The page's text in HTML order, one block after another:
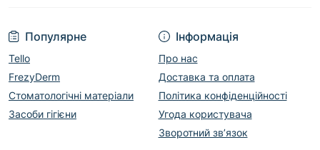
Популярне
Tello
FrezyDerm
Стоматологічні матеріали
Засоби гігієни
Інформація
Про нас
Доставка та оплата
Політика конфіденційності
Угода користувача
Зворотний зв’язок